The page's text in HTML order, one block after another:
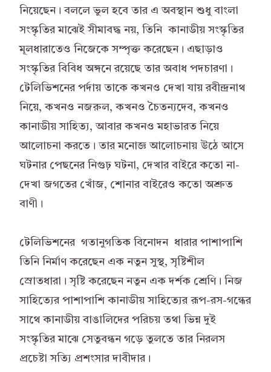
নিয়েছেন। বললে ভুল হবে তার এ অবস্থান শুধু বাংলা
সংস্কৃতির মাঝেই সীমাবদ্ধ নয়, তিনি কানাডীয় সংস্কৃতির
মূলধারাতেও নিজেকে সম্পৃক্ত করেছেন। এছাড়াও
সংস্কৃতির বিবিধ অঙ্গনে রয়েছে তার অবাধ পদচারণা।
টেলিভিশনের পর্দায় তাকে কখনও দেখা যায় রবীন্দ্রনাথ
নিয়ে, কখনও নজরুল, কখনও চৈতন্যদেব, কখনও
কানাডীয় সাহিত্য, আবার কখনও মহাভারত নিয়ে
আলোচনা করতে। তার মনোজ্ঞ আলোচনায় উঠে আসে
ঘটনার পেছনের নিগুঢ় ঘটনা, দেখার বাইরে কতো না-
দেখা জগতের খোঁজ, শোনার বাইরেও কতো অশ্রুত
বাণী।
টেলিভিশনের গতানুগতিক বিনোদন ধারার পাশাপাশি
তিনি নির্মাণ করেছেন এক নতুন সুস্থ, সৃষ্টিশীল
স্রোতধারা। সৃষ্টি করেছেন নতুন এক দর্শক শ্রেণি। নিজ
সাহিত্যের পাশাপাশি কানাডীয় সাহিত্যের রূপ-রস-গন্ধের
সাথে কানাডীয় বাঙালিদের পরিচয় তথা ভিন্ন দুই
সংস্কৃতির মাঝে সেতুবন্ধন গড়ে তুলতে তার নিরলস
প্রচেষ্টা সত্যি প্রশংসার দাবীদার।